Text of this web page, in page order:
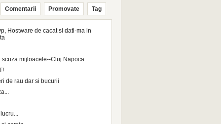
Comentarii Promovate Tag
Hostware de cacat si dati-ma in
scuza mijloacele--Cluj Napoca
de rau dar si bucurii